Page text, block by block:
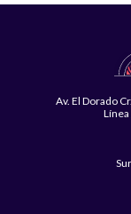
Av. El Dorado